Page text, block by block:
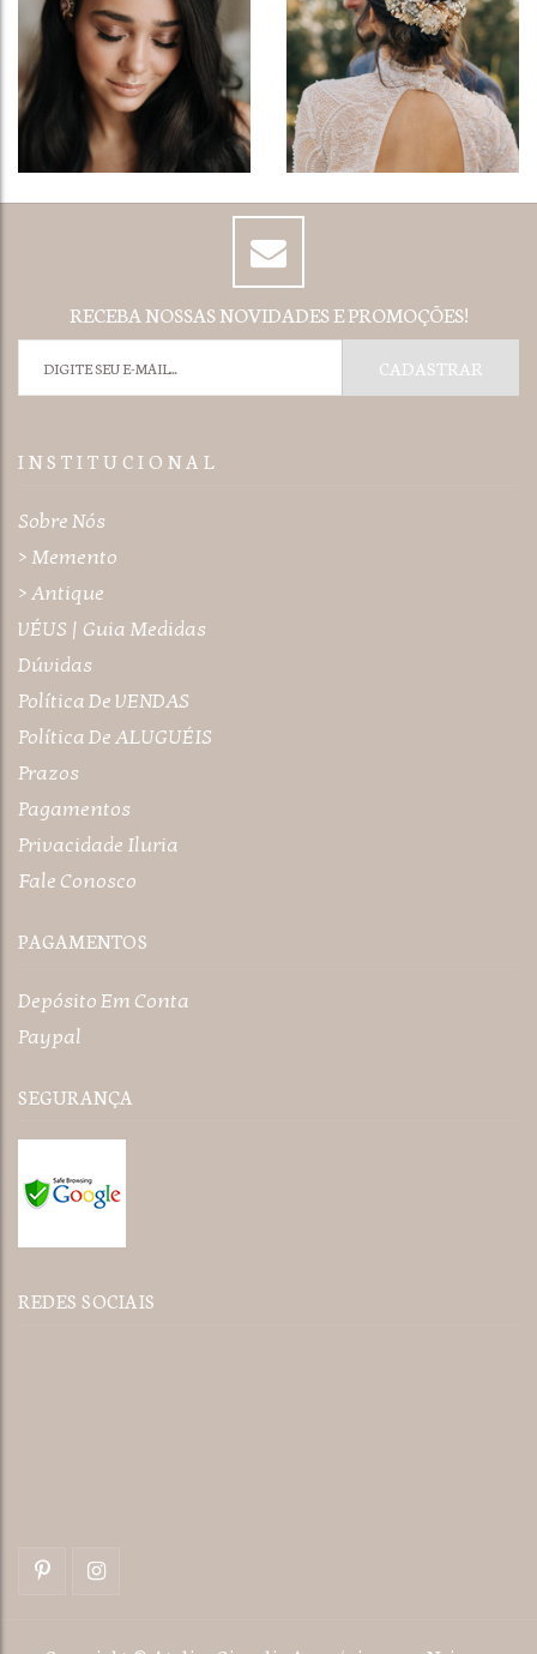
RECEBA NOSSAS NOVIDADES E PROMOÇÕES!
I N S T I T U C I O N A L
Sobre Nós
> Memento
> Antique
VÉUS | Guia Medidas
Dúvidas
Política De VENDAS
Política De ALUGUÉIS
Prazos
Pagamentos
Privacidade Iluria
Fale Conosco
PAGAMENTOS
Depósito Em Conta
Paypal
SEGURANÇA
REDES SOCIAIS